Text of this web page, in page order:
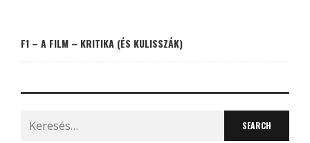
F1 – A FILM – KRITIKA (ÉS KULISSZÁK)
Search
for: